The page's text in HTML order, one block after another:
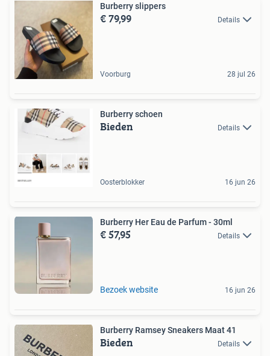
Burberry slippers
€ 79,99 Details
Voorburg 28 jul 26
Burberry schoen
Bieden Details
Oosterblokker 16 jun 26
Burberry Her Eau de Parfum - 30ml
€ 57,95 Details
Bezoek website 16 jun 26
Burberry Ramsey Sneakers Maat 41
Bieden Details